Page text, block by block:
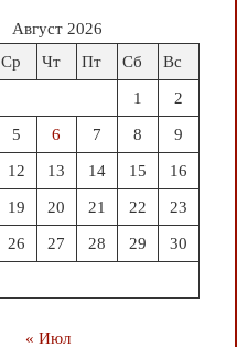
Август 2026
Ср Чт Пт Сб Вс
1 2
5 6 7 8 9
12 13 14 15 16
19 20 21 22 23
26 27 28 29 30
« Июл